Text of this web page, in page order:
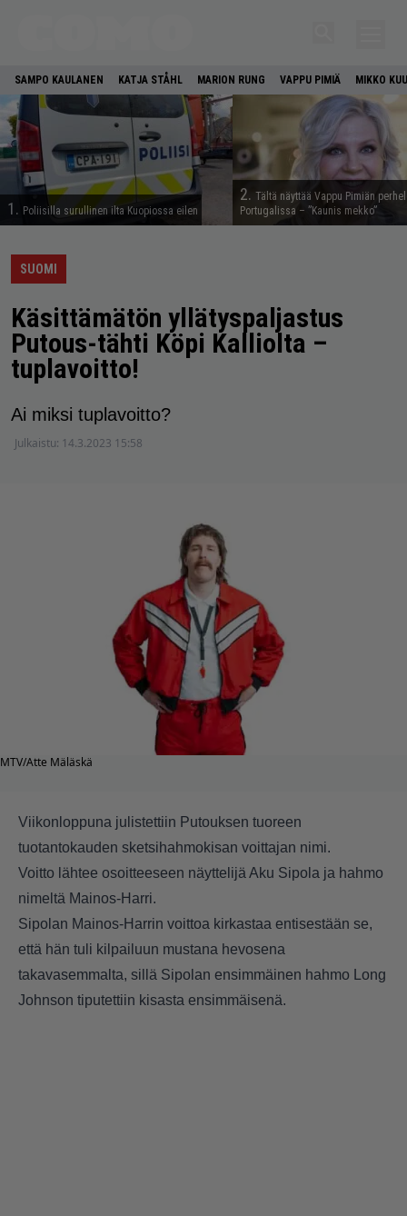
SAMPO KAULANEN KATJA STÅHL MARION RUNG VAPPU PIMIÄ MIKKO
1. Poliisilla surullinen ilta Kuopiossa eilen
2. Tältä näyttää Vappu Pimiän
Portugalissa – ”Kaunis mekko”
SUOMI
Käsittämätön yllätyspaljastus
Putous-tähti Köpi Kalliolta –
tuplavoitto!
Ai miksi tuplavoitto?
Julkaistu: 14.3.2023 15:58
MTV/Atte Mäläskä
Viikonloppuna julistettiin Putouksen tuoreen
tuotantokauden sketsihahmokisan voittajan nimi.
Voitto lähtee osoitteeseen näyttelijä Aku Sipola ja hahmo
nimeltä Mainos-Harri.
Sipolan Mainos-Harrin voittoa kirkastaa entisestään se,
että hän tuli kilpailuun mustana hevosena
takavasemmalta, sillä Sipolan ensimmäinen hahmo Long
Johnson tiputettiin kisasta ensimmäisenä.